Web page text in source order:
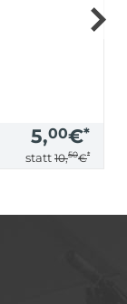
5,00€*
statt 10,50€*